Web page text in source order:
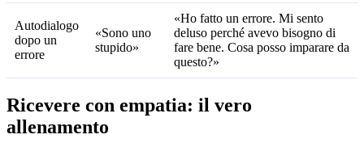
Autodialogo
dopo un
errore
«Sono uno
stupido»
«Ho fatto un errore. Mi sento
deluso perché avevo bisogno di
fare bene. Cosa posso imparare da
questo?»
Ricevere con empatia: il vero
allenamento